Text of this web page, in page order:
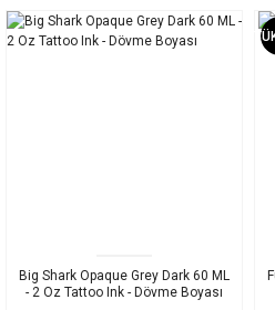
Big Shark Opaque Grey Dark 60 ML
- 2 Oz Tattoo Ink - Dövme Boyası